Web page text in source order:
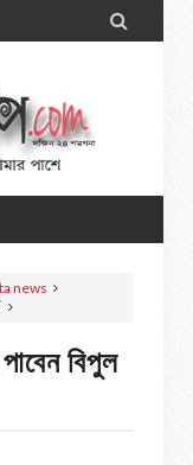

news
বিপুল